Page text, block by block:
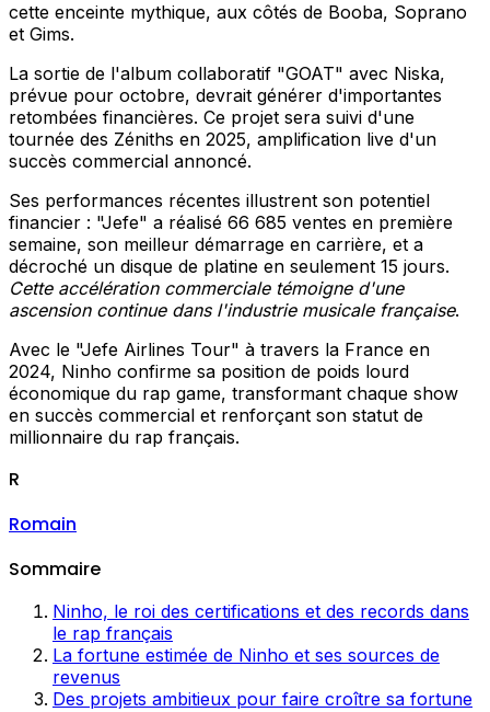
cette enceinte mythique, aux côtés de Booba, Soprano
et Gims.
La sortie de l'album collaboratif "GOAT" avec Niska,
prévue pour octobre, devrait générer d'importantes
retombées financières. Ce projet sera suivi d'une
tournée des Zéniths en 2025, amplification live d'un
succès commercial annoncé.
Ses performances récentes illustrent son potentiel
financier : "Jefe" a réalisé 66 685 ventes en première
semaine, son meilleur démarrage en carrière, et a
décroché un disque de platine en seulement 15 jours.
Cette accélération commerciale témoigne d'une
ascension continue dans l'industrie musicale française.
Avec le "Jefe Airlines Tour" à travers la France en
2024, Ninho confirme sa position de poids lourd
économique du rap game, transformant chaque show
en succès commercial et renforçant son statut de
millionnaire du rap français.
R
Romain
Sommaire
Ninho, le roi des certifications et des records dans
le rap français
La fortune estimée de Ninho et ses sources de
revenus
Des projets ambitieux pour faire croître sa fortune